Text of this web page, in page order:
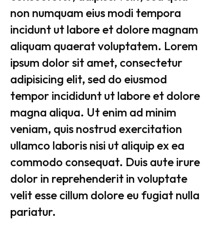
non numquam eius modi tempora
incidunt ut labore et dolore magnam
aliquam quaerat voluptatem. Lorem
ipsum dolor sit amet, consectetur
adipisicing elit, sed do eiusmod
tempor incididunt ut labore et dolore
magna aliqua. Ut enim ad minim
veniam, quis nostrud exercitation
ullamco laboris nisi ut aliquip ex ea
commodo consequat. Duis aute irure
dolor in reprehenderit in voluptate
velit esse cillum dolore eu fugiat nulla
pariatur.